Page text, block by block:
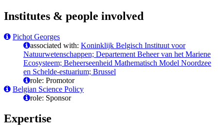
Institutes & people involved
Pichot Georges
associated with: Koninklijk Belgisch Instituut voor
Natuurwetenschappen; Departement Beheer van het Mariene
Ecosysteem; Beheerseenheid Mathematisch Model Noordzee
en Schelde-estuarium; Brussel
role: Promotor
Belgian Science Policy
role: Sponsor
Expertise